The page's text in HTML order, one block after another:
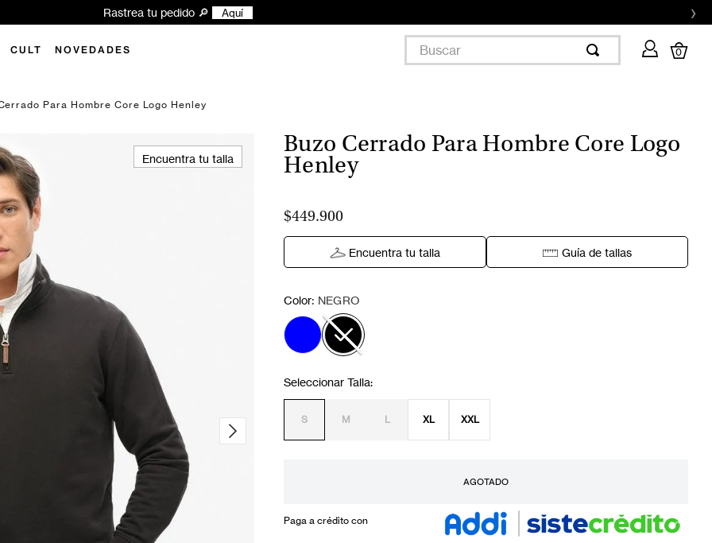
Rastrea tu pedido 🔎 Aquí ›
CULT NOVEDADES
Buscar
0
Para Hombre Core Logo Henley
Encuentra tu talla
Buzo Cerrado Para Hombre Core Logo
Henley
$449.900
Encuentra tu talla Guía de tallas
Color: NEGRO
S M L XL XXL
AGOTADO
Paga a crédito con